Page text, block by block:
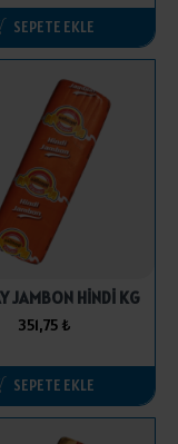
SEPETE EKLE
JAMBON HİNDİ KG
351,75 ₺
SEPETE EKLE